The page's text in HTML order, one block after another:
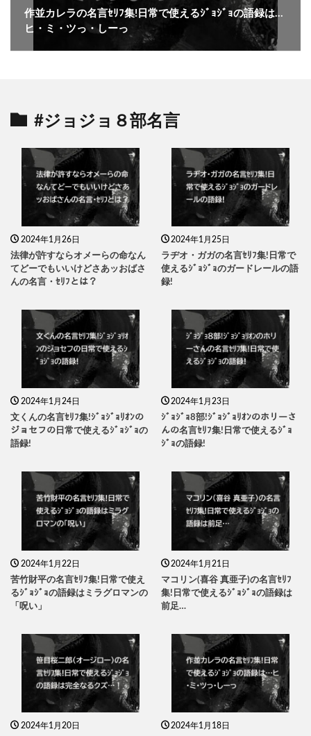
作並カレラの名言ｾﾘﾌ集!日常で使えるｼﾞｮｼﾞｮの語録は…
ヒ・ミ・ツっ・しーっ
#ジョジョ８部名言
2024年1月26日
法律が許すならオメーらの命なん
てどーでもいいけどさあッおばさ
んの名言・ｾﾘﾌとは？
2024年1月25日
ラヂオ・ガガの名言ｾﾘﾌ集!日常で
使えるｼﾞｮｼﾞｮのガードレールの語
録!
2024年1月24日
文くんの名言ｾﾘﾌ集!ｼﾞｮｼﾞｮﾘｵﾝの
ジョセフの日常で使えるｼﾞｮｼﾞｮの
語録!
2024年1月23日
ｼﾞｮｼﾞｮ8部!ｼﾞｮｼﾞｮﾘｵﾝのホリーさ
んの名言ｾﾘﾌ集!日常で使えるｼﾞｮ
ｼﾞｮの語録!
2024年1月22日
苦竹財平の名言ｾﾘﾌ集!日常で使え
るｼﾞｮｼﾞｮの語録はミラグロマンの
「呪い」
2024年1月21日
マコリン(喜谷 真亜子)の名言ｾﾘﾌ
集!日常で使えるｼﾞｮｼﾞｮの語録は
前足…
2024年1月20日 2024年1月18日